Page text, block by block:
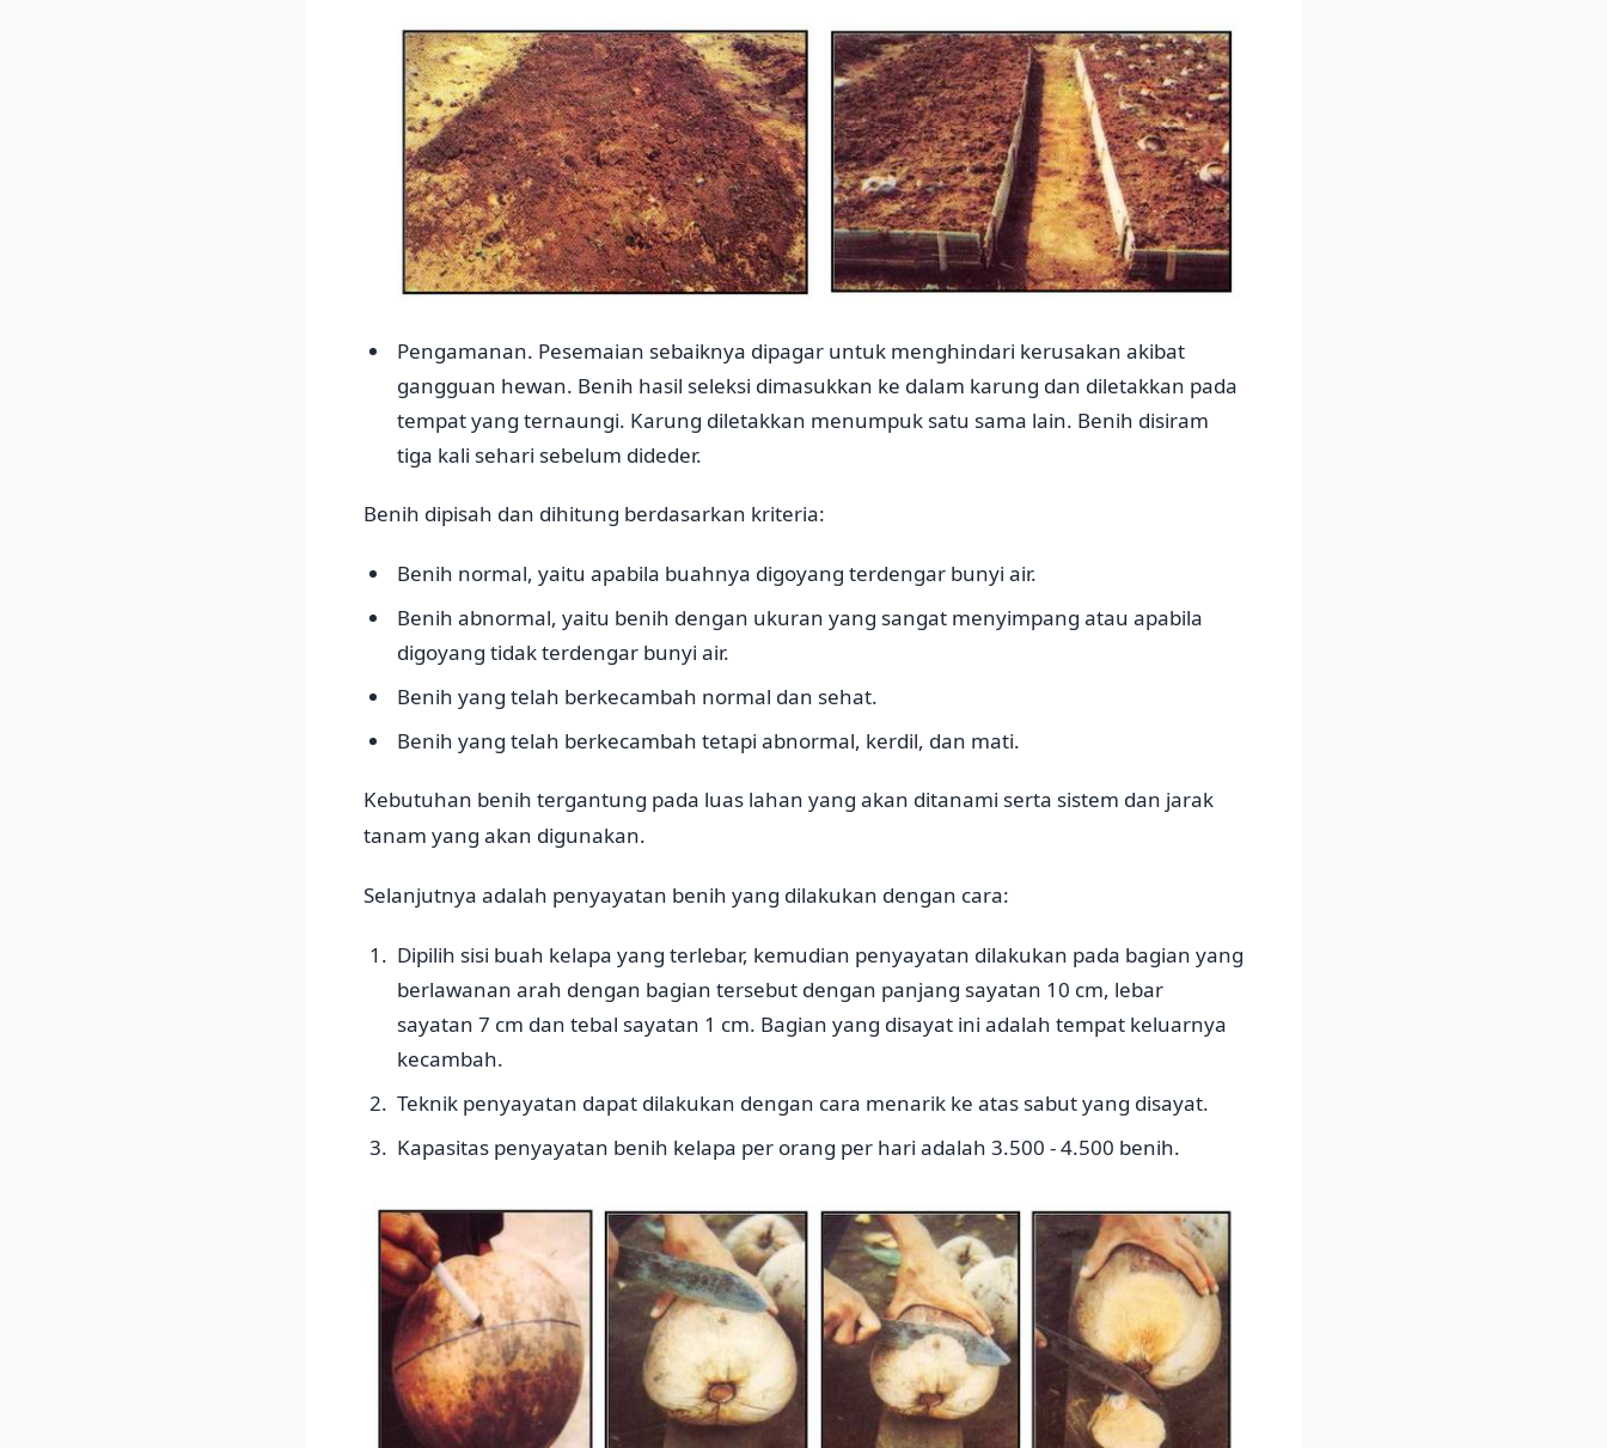
Pengamanan. Pesemaian sebaiknya dipagar untuk menghindari kerusakan akibat
gangguan hewan. Benih hasil seleksi dimasukkan ke dalam karung dan diletakkan pada
tempat yang ternaungi. Karung diletakkan menumpuk satu sama lain. Benih disiram
tiga kali sehari sebelum dideder.
Benih dipisah dan dihitung berdasarkan kriteria:
Benih normal, yaitu apabila buahnya digoyang terdengar bunyi air.
Benih abnormal, yaitu benih dengan ukuran yang sangat menyimpang atau apabila
digoyang tidak terdengar bunyi air.
Benih yang telah berkecambah normal dan sehat.
Benih yang telah berkecambah tetapi abnormal, kerdil, dan mati.
Kebutuhan benih tergantung pada luas lahan yang akan ditanami serta sistem dan jarak
tanam yang akan digunakan.
Selanjutnya adalah penyayatan benih yang dilakukan dengan cara:
Dipilih sisi buah kelapa yang terlebar, kemudian penyayatan dilakukan pada bagian yang
berlawanan arah dengan bagian tersebut dengan panjang sayatan 10 cm, lebar
sayatan 7 cm dan tebal sayatan 1 cm. Bagian yang disayat ini adalah tempat keluarnya
kecambah.
Teknik penyayatan dapat dilakukan dengan cara menarik ke atas sabut yang disayat.
Kapasitas penyayatan benih kelapa per orang per hari adalah 3.500 - 4.500 benih.